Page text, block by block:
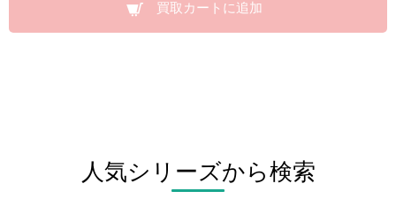
買取カートに追加
人気シリーズから検索